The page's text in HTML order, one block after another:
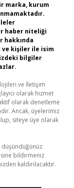
marka, kurum
haber niteliği
hakkında
ve kişiler ile isim
bilgiler
ve İletişim
olarak hizmet
olarak denetleme
Ancak, üyelerimiz
siteye üye olarak
düşündüğünüz
bildirmeniz
kaldırılacaktır.